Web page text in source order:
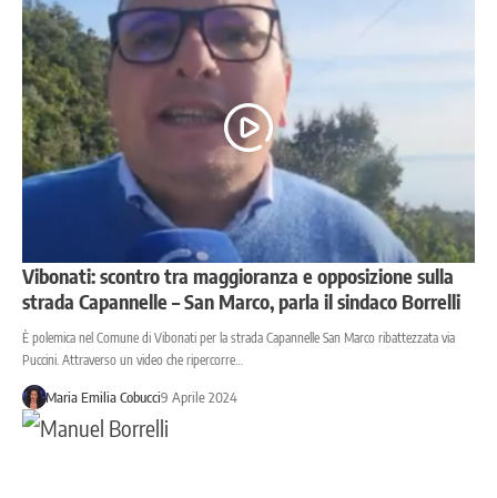
Vibonati: scontro tra maggioranza e opposizione sulla
strada Capannelle – San Marco, parla il sindaco Borrelli
È polemica nel Comune di Vibonati per la strada Capannelle San Marco ribattezzata via
Puccini. Attraverso un video che ripercorre…
Maria Emilia Cobucci9 Aprile 2024